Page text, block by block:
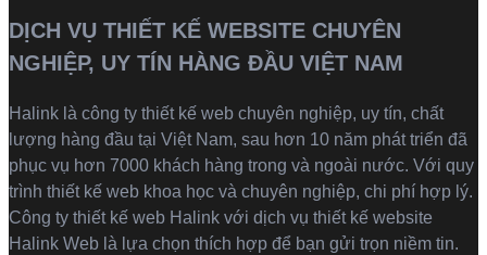
DỊCH VỤ THIẾT KẾ WEBSITE CHUYÊN
NGHIỆP, UY TÍN HÀNG ĐẦU VIỆT NAM
Halink là công ty thiết kế web chuyên nghiệp, uy tín, chất
lượng hàng đầu tại Việt Nam, sau hơn 10 năm phát triển đã
phục vụ hơn 7000 khách hàng trong và ngoài nước. Với quy
trình thiết kế web khoa học và chuyên nghiệp, chi phí hợp lý.
Công ty thiết kế web Halink với dịch vụ thiết kế website
Halink Web là lựa chọn thích hợp để bạn gửi trọn niềm tin.